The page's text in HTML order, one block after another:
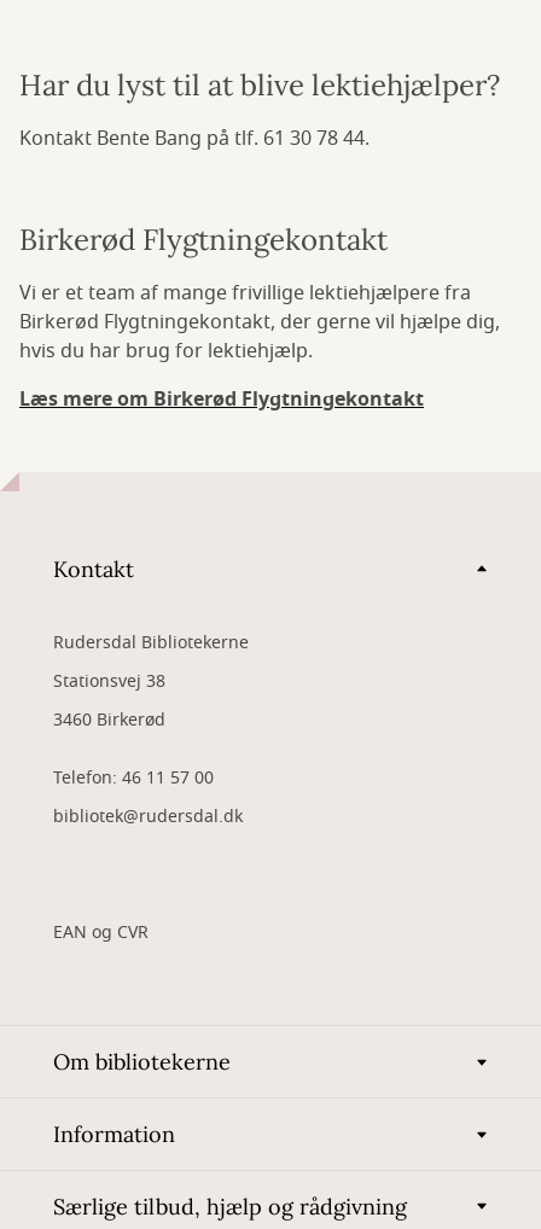
Har du lyst til at blive lektiehjælper?
Kontakt Bente Bang på tlf. 61 30 78 44.
Birkerød Flygtningekontakt
Vi er et team af mange frivillige lektiehjælpere fra
Birkerød Flygtningekontakt, der gerne vil hjælpe dig,
hvis du har brug for lektiehjælp.
Læs mere om Birkerød Flygtningekontakt
Kontakt
Rudersdal Bibliotekerne
Stationsvej 38
3460 Birkerød
Telefon: 46 11 57 00
bibliotek@rudersdal.dk
EAN og CVR
Om bibliotekerne
Information
Særlige tilbud, hjælp og rådgivning